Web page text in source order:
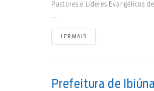
Pastores e Líderes Evangélicos
...
LER MAIS
Prefeitura de